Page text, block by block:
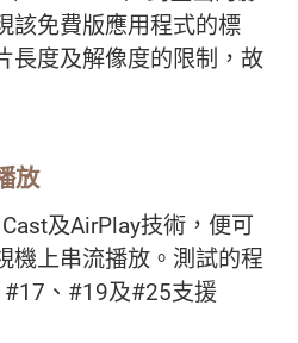
該免費版應用程式的標
長度及解像度的限制，故
放
及AirPlay技術，便可
機上串流播放。測試的程
、#19及#25支援